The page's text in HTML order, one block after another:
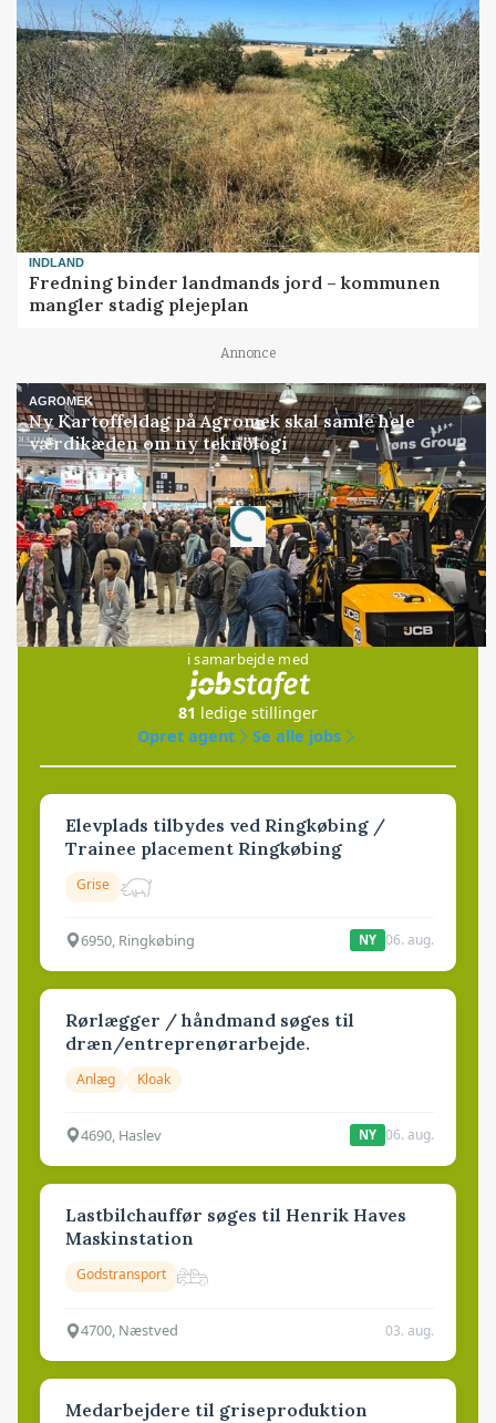
INDLAND
Fredning binder landmands jord – kommunen
mangler stadig plejeplan
Annonce
AGROMEK
Ny Kartoffeldag på Agromek skal samle hele
værdikæden om ny teknologi
Annonce
Loading...
Jobs
i samarbejde med
81 ledige stillinger
Opret agent
Se alle jobs
Elevplads tilbydes ved Ringkøbing /
Trainee placement Ringkøbing
Grise
6950, Ringkøbing NY 06. aug.
Rørlægger / håndmand søges til
dræn/entreprenørarbejde.
Anlæg Kloak
4690, Haslev NY 06. aug.
Lastbilchauffør søges til Henrik Haves
Maskinstation
Godstransport
4700, Næstved 03. aug.
Medarbejdere til griseproduktion